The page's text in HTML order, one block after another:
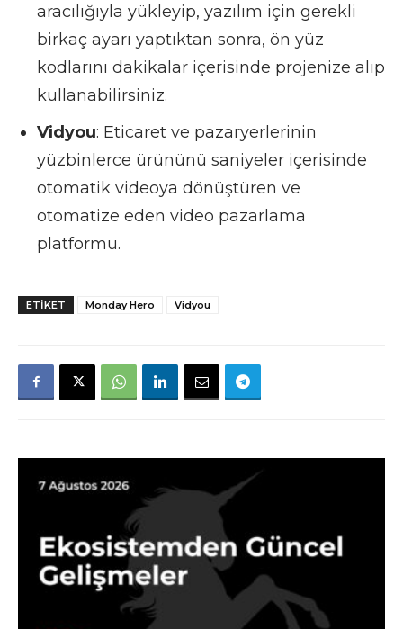
aracılığıyla yükleyip, yazılım için gerekli
birkaç ayarı yaptıktan sonra, ön yüz
kodlarını dakikalar içerisinde projenize alıp
kullanabilirsiniz.
Vidyou: Eticaret ve pazaryerlerinin
yüzbinlerce ürününü saniyeler içerisinde
otomatik videoya dönüştüren ve
otomatize eden video pazarlama
platformu.
ETIKET Monday Hero Vidyou